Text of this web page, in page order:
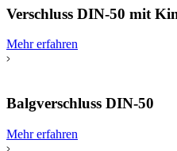
Verschluss DIN-50 mit
Mehr erfahren
Balgverschluss DIN-50
Mehr erfahren